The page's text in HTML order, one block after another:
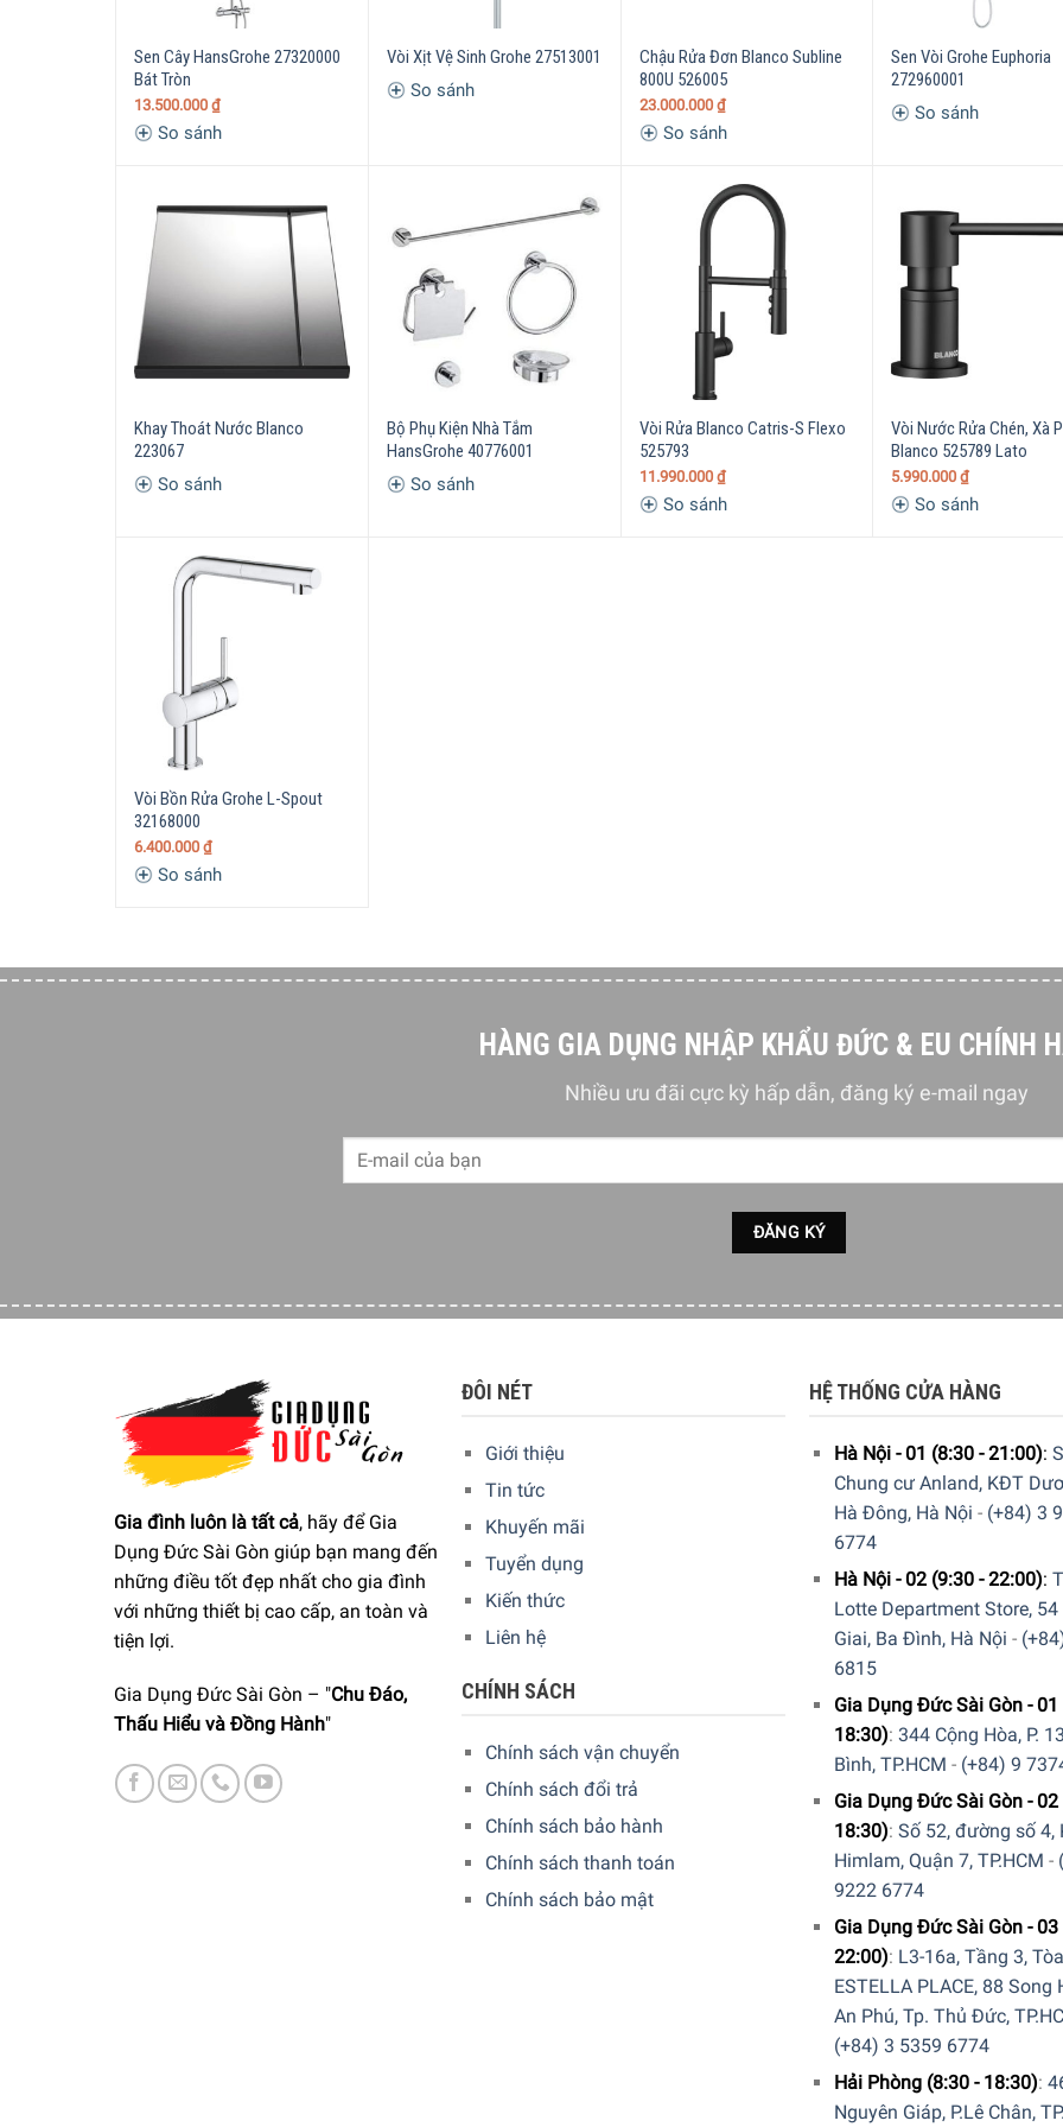
Sen Cây HansGrohe 27320000
Bát Tròn
13.500.000 ₫
So sánh
Vòi Xịt Vệ Sinh Grohe 27513001
So sánh
Chậu Rửa Đơn Blanco Subline
800U 526005
23.000.000 ₫
So sánh
Sen Vòi Grohe Euphoria
272960001
So sánh
Khay Thoát Nước Blanco
223067
So sánh
Bộ Phụ Kiện Nhà Tắm
HansGrohe 40776001
So sánh
Vòi Rửa Blanco Catris-S Flexo
525793
11.990.000 ₫
So sánh
Vòi Nước Rửa Chén, Xà
Blanco 525789 Lato
5.990.000₫
So sánh
Vòi Bồn Rửa Grohe L-Spout
32168000
6.400.000 ₫
So sánh
HÀNG GIA DỤNG NHẬP KHẨU ĐỨC & EU CHÍNH
Nhiều ưu đãi cực kỳ hấp dẫn, đăng ký e-mail ngay
Gia đình luôn là tất cả, hãy để Gia
Dụng Đức Sài Gòn giúp bạn mang đến
những điều tốt đẹp nhất cho gia đình
với những thiết bị cao cấp, an toàn và
tiện lợi.
Gia Dụng Đức Sài Gòn – "Chu Đáo,
Thấu Hiểu và Đồng Hành"
ĐÔI NÉT
Giới thiệu
Tin tức
Khuyến mãi
Tuyển dụng
Kiến thức
Liên hệ
CHÍNH SÁCH
Chính sách vận chuyển
Chính sách đổi trả
Chính sách bảo hành
Chính sách thanh toán
Chính sách bảo mật
HỆ THỐNG CỬA HÀNG
Hà Nội - 01 (8:30 - 21:00):
Chung cư Anland, KĐT
Hà Đông, Hà Nội - (+84) 3
6774
Hà Nội - 02 (9:30 - 22:00):
Lotte Department Store, 54
Giai, Ba Đình, Hà Nội -
6815
Gia Dụng Đức Sài Gòn - 01
18:30): 344 Cộng Hòa, P.
Bình, TP.HCM - (+84) 9
Gia Dụng Đức Sài Gòn - 02
18:30): Số 52, đường số 4,
Himlam, Quận 7, TP.HCM -
9222 6774
Gia Dụng Đức Sài Gòn - 03
22:00): L3-16a, Tầng 3,
ESTELLA PLACE, 88 Song
An Phú, Tp. Thủ Đức,
(+84) 3 5359 6774
Hải Phòng (8:30 - 18:30):
Nguyên Giáp, P.Lê Chân,